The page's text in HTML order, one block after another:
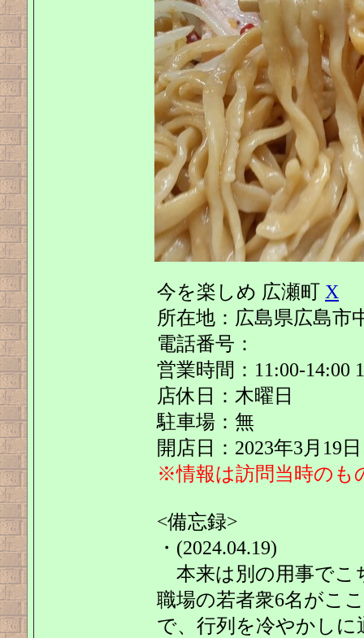
今を楽しめ 広瀬町 X
所在地：広島県広島市
電話番号：
営業時間：11:00-14:00
店休日：木曜日
駐車場：無
開店日：2023年3月19日
※情報は訪問当時のも
<備忘録>
・(2024.04.19)
本来は別の用事でこ
職場の若者衆6名がこ
で、行列を冷やかし